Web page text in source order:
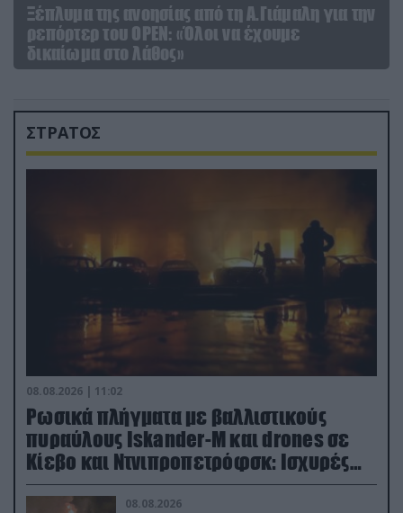
Ξέπλυμα της ανοησίας από τη Α.Γιάμαλη για την
ρεπόρτερ του ΟΡΕΝ: «Όλοι να έχουμε
δικαίωμα στο λάθος»
ΣΤΡΑΤΟΣ
08.08.2026 | 11:02
Ρωσικά πλήγματα με βαλλιστικούς
πυραύλους Iskander-M και drones σε
Κίεβο και Ντνιπροπετρόφσκ: Ισχυρές
εκρήξεις
08.08.2026